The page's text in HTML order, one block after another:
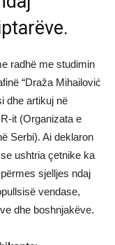
radhë me studimin
“Draža Mihailović
dhe artikuj në
it (Organizata e
Serbi). Ai deklaron
ushtria çetnike ka
sjelljes ndaj
vendase,
dhe boshnjakëve.